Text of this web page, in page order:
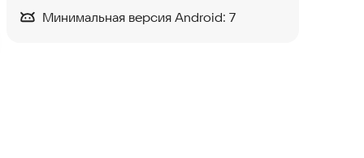
время можно .играл еще с самого релиза .
не перестает радовать .советую
Минимальная версия Android: 7